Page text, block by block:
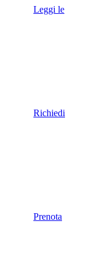
Leggi le
Richiedi
Prenota